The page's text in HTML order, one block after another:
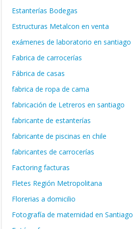
Estanterías Bodegas
Estructuras Metalcon en venta
exámenes de laboratorio en santiago
Fabrica de carrocerías
Fábrica de casas
fabrica de ropa de cama
fabricación de Letreros en santiago
fabricante de estanterías
fabricante de piscinas en chile
fabricantes de carrocerías
Factoring facturas
Fletes Región Metropolitana
Florerias a domicilio
Fotografía de maternidad en Santiago